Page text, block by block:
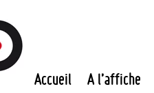
Accueil A l’affiche